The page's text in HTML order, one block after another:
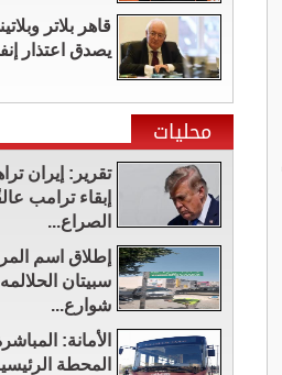
قاهر بلاتر
يصدق اعتذار
محليات
تقرير: إيران
إبقاء ترامب
الصراع...
إطلاق اسم
سبيتان
شوارع...
الأمانة:
المحطة